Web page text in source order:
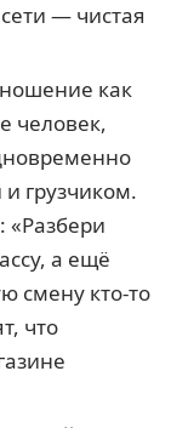
— чистая
как
человек,
грузчиком.
«Разбери
а ещё
смену кто-то
что